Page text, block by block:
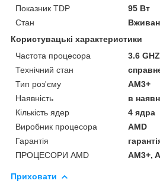
Показник TDP
95 Вт
Стан
Користувацькi характеристики
Частота процесора
3.6 GHZ
Технічний стан
Тип роз'єму
AM3+
Наявність
в
Кількість ядер
4 ядра
Виробник процесора
AMD
Гарантія
ПРОЦЕСОРИ AMD
AM3+,
Приховати